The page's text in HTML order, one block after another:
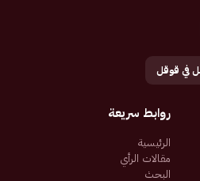
في قوقل
روابط سريعة
الرئيسية
مقالات الرأي
البحث